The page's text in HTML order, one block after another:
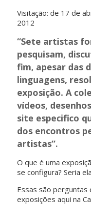
Visitação: de 17 de
2012
“Sete artistas
pesquisam,
fim, apesar das
linguagens,
exposição. A
vídeos,
site especifico
dos encontros
artistas”.
O que é uma
se configura? Seria
Essas são perguntas
exposições aqui na